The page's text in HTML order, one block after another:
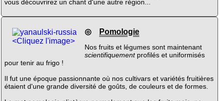
vous découvrirez un chant d'une autre région...
<Cliquez l'image>
◎ Pomologie
Nos fruits et légumes sont maintenant
scientifiquementprofilés et uniformisés
pour tenir au frigo !
Il fut une époque passionnante où nos cultivars et variétés fruitières
étaient d'une grande diversité de goûts, de couleurs et de formes.